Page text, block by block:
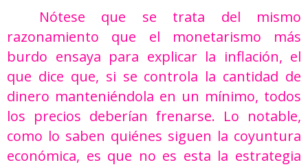
Nótese que se trata del mismo
razonamiento que el monetarismo más
burdo ensaya para explicar la inflación, el
que dice que, si se controla la cantidad de
dinero manteniéndola en un mínimo, todos
los precios deberían frenarse. Lo notable,
como lo saben quiénes siguen la coyuntura
económica, es que no es esta la estrategia